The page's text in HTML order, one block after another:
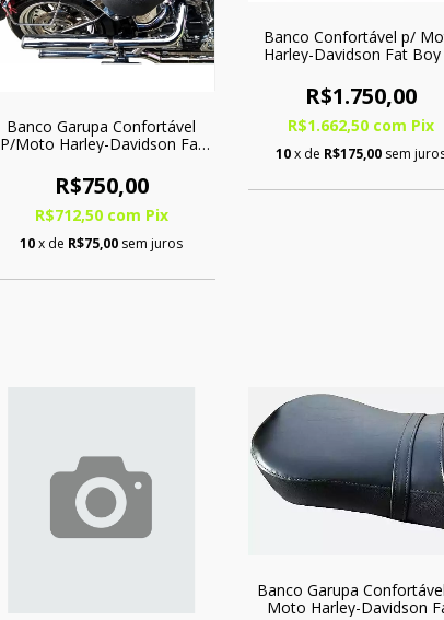
Banco Garupa Confortável
P/Moto Harley-Davidson Fat
R$750,00
R$712,50 com Pix
10x de R$75,00 sem juros
Banco Confortável p/
Harley-Davidson Fat
R$1.750,00
R$1.662,50 com Pix
10x de R$175,00 sem
Banco Garupa
Moto Harley-Davidson